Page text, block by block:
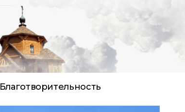
Благотворительность